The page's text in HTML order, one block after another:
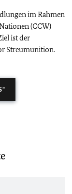
im Rahmen
(CCW)
ist der
Streumunition.